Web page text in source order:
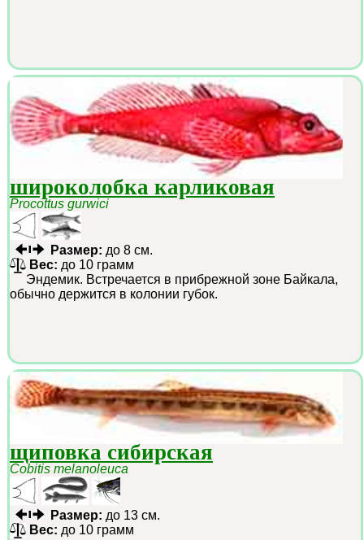
широколобка карликовая
Procottus gurwici
Размер: до 8 см.
Вес: до 10 грамм
Эндемик. Встречается в прибрежной зоне Байкала,
обычно держится в колонии губок.
щиповка сибирская
Cobitis melanoleuca
Размер: до 13 см.
Вес: до 10 грамм